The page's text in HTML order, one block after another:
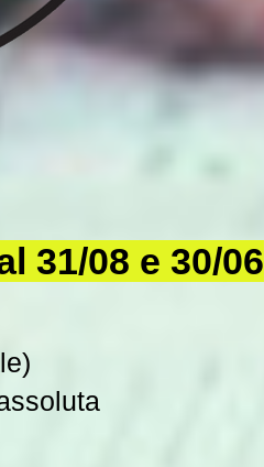
31/08 e 30/06